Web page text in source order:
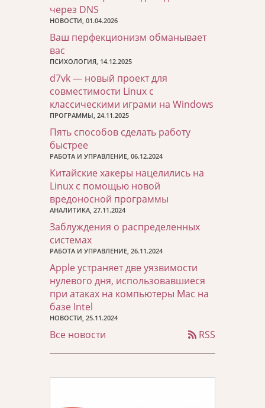
через DNS
НОВОСТИ, 01.04.2026
Ваш перфекционизм обманывает
вас
ПСИХОЛОГИЯ, 14.12.2025
d7vk — новый проект для
совместимости Linux с
классическими играми на Windows
ПРОГРАММЫ, 24.11.2025
Пять способов сделать работу
быстрее
РАБОТА И УПРАВЛЕНИЕ, 06.12.2024
Китайские хакеры нацелились на
Linux с помощью новой
вредоносной программы
АНАЛИТИКА, 27.11.2024
Заблуждения о распределенных
системах
РАБОТА И УПРАВЛЕНИЕ, 26.11.2024
Apple устраняет две уязвимости
нулевого дня, использовавшиеся
при атаках на компьютеры Mac на
базе Intel
НОВОСТИ, 25.11.2024
Все новости RSS